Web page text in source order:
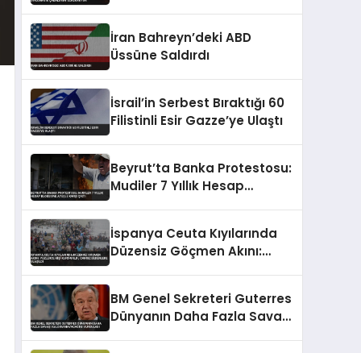
İran Bahreyn’deki ABD
Üssüne Saldırdı
İsrail’in Serbest Bıraktığı 60
Filistinli Esir Gazze’ye Ulaştı
Beyrut’ta Banka Protestosu:
Mudiler 7 Yıllık Hesap
İspanya Ceuta Kıyılarında
Düzensiz Göçmen Akını:
BM Genel Sekreteri Guterres
Dünyanın Daha Fazla Savaşı